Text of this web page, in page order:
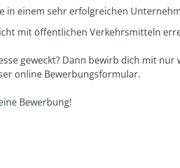
in einem sehr erfolgreichen
mit öffentlichen Verkehrsmitteln
geweckt? Dann bewirb dich mit nur
online Bewerbungsformular.
Bewerbung!